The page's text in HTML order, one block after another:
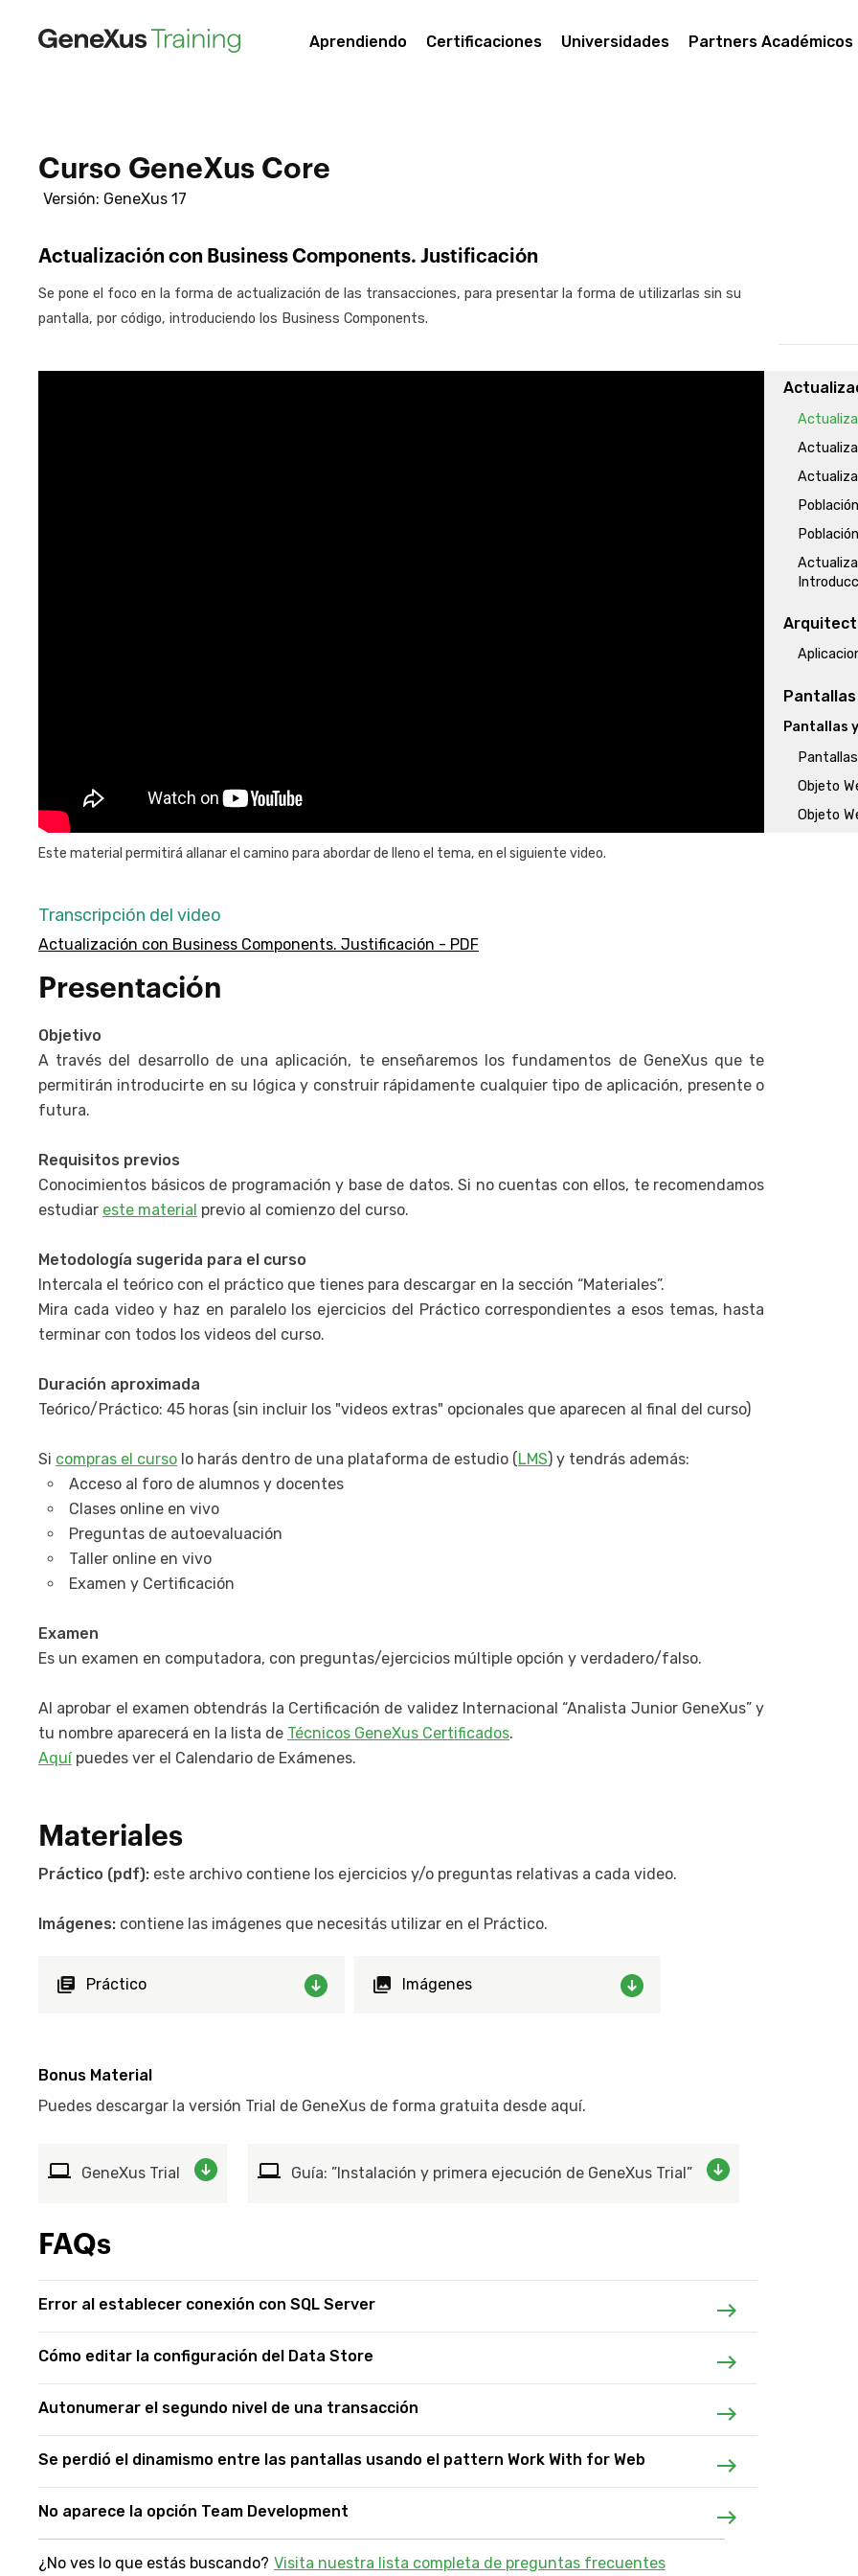
Aprendiendo Certificaciones Universidades Partners Académicos
Versión: GeneXus 17
Curso GeneXus Core
Actualización con Business Components. Justificación
Se pone el foco en la forma de actualización de las transacciones, para presentar la forma de utilizarlas sin su
pantalla, por código, introduciendo los Business Components.
Este material permitirá allanar el camino para abordar de lleno el tema, en el siguiente video.
Cómo
Carga
Providers
Pantallas
Objeto
Objeto
Actualización con Business Components. Justificación - PDF
Transcripción del video
Presentación
Objetivo
A través del desarrollo de una aplicación, te enseñaremos los fundamentos de GeneXus que te
permitirán introducirte en su lógica y construir rápidamente cualquier tipo de aplicación, presente o
futura.
Requisitos previos
Conocimientos básicos de programación y base de datos. Si no cuentas con ellos, te recomendamos
estudiar este material previo al comienzo del curso.
Metodología sugerida para el curso
Intercala el teórico con el práctico que tienes para descargar en la sección “Materiales”.
Mira cada video y haz en paralelo los ejercicios del Práctico correspondientes a esos temas, hasta
terminar con todos los videos del curso.
Duración aproximada
Teórico/Práctico: 45 horas (sin incluir los "videos extras" opcionales que aparecen al final del curso)
Si compras el curso lo harás dentro de una plataforma de estudio (LMS) y tendrás además:
Acceso al foro de alumnos y docentes
Clases online en vivo
Preguntas de autoevaluación
Taller online en vivo
Examen y Certificación
Examen
Es un examen en computadora, con preguntas/ejercicios múltiple opción y verdadero/falso.
Al aprobar el examen obtendrás la Certificación de validez Internacional “Analista Junior GeneXus” y
tu nombre aparecerá en la lista de Técnicos GeneXus Certificados.
Aquípuedes ver el Calendario de Exámenes.
Materiales
Práctico (pdf): este archivo contiene los ejercicios y/o preguntas relativas a cada video.
Imágenes: contiene las imágenes que necesitás utilizar en el Práctico.
Práctico Imágenes
Bonus Material
Puedes descargar la versión Trial de GeneXus de forma gratuita desde aquí.
GeneXus Trial Guía: ”Instalación y primera ejecución de GeneXus Trial”
FAQs
Error al establecer conexión con SQL Server
Cómo editar la configuración del Data Store
Autonumerar el segundo nivel de una transacción
Se perdió el dinamismo entre las pantallas usando el pattern Work With for Web
No aparece la opción Team Development
¿No ves lo que estás buscando? Visita nuestra lista completa de preguntas frecuentes